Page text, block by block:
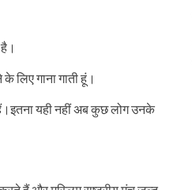
लिए गाना गाती हूं।
यही नहीं अब कुछ लोग उनके